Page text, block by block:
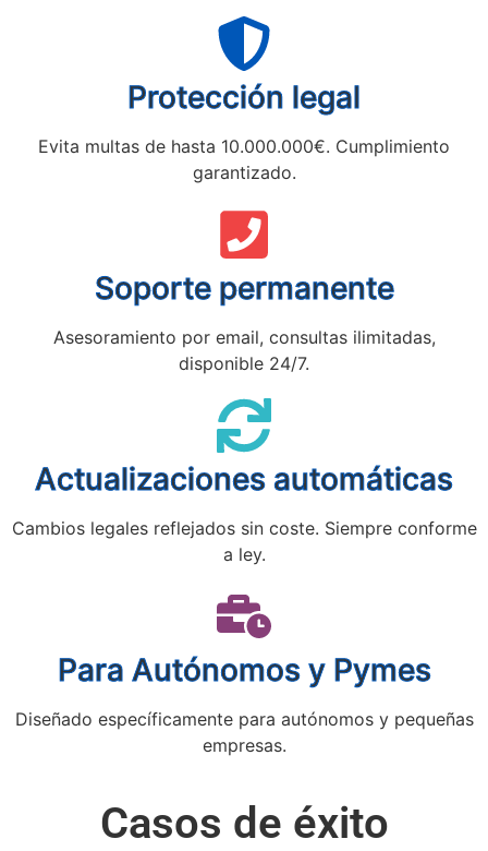
Protección legal
Evita multas de hasta 10.000.000€. Cumplimiento
garantizado.
Soporte permanente
Asesoramiento por email, consultas ilimitadas,
disponible 24/7.
Actualizaciones automáticas
Cambios legales reflejados sin coste. Siempre conforme
a ley.
Para Autónomos y Pymes
Diseñado específicamente para autónomos y pequeñas
empresas.
Casos de éxito